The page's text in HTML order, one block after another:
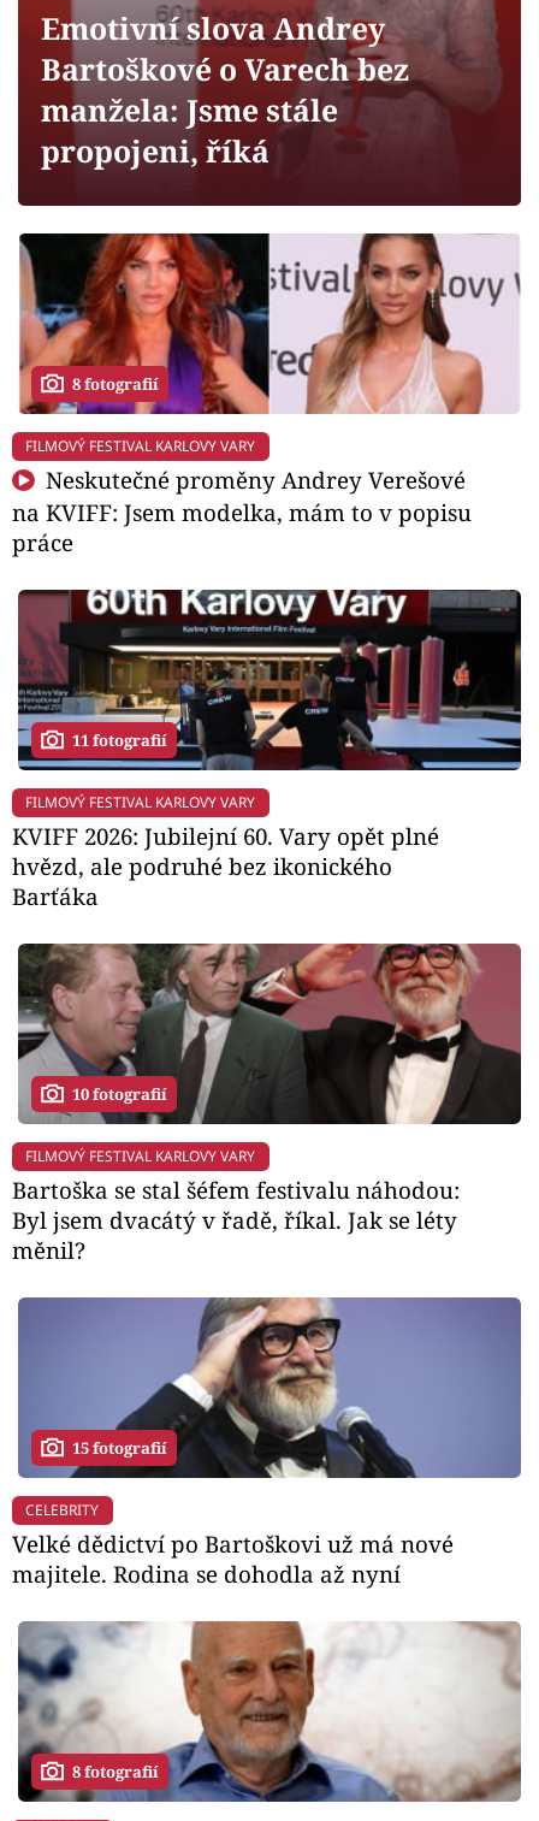
Sledujte prima+
Filmový festival Karlovy Vary
Mámy sobě
Přihlášení
Sledujte nás
Emotivní slova Andrey
Bartoškové o Varech bez
manžela: Jsme stále
propojeni, říká
8 fotografií
FILMOVÝ FESTIVAL KARLOVY VARY
Neskutečné proměny Andrey Verešové
na KVIFF: Jsem modelka, mám to v popisu
práce
11 fotografií
FILMOVÝ FESTIVAL KARLOVY VARY
KVIFF 2026: Jubilejní 60. Vary opět plné
hvězd, ale podruhé bez ikonického
Barťáka
10 fotografií
FILMOVÝ FESTIVAL KARLOVY VARY
Bartoška se stal šéfem festivalu náhodou:
Byl jsem dvacátý v řadě, říkal. Jak se léty
měnil?
15 fotografií
CELEBRITY
Velké dědictví po Bartoškovi už má nové
majitele. Rodina se dohodla až nyní
8 fotografií